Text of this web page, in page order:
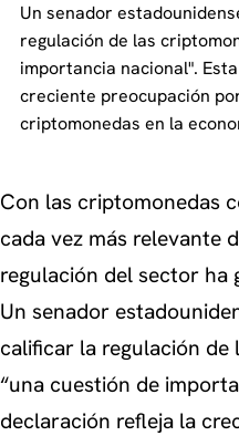
Un senador
regulación de las
importancia nacional".
creciente preocupación
criptomonedas en la
Con las criptomonedas
cada vez más relevante
regulación del sector ha
Un senador
calificar la regulación
“una cuestión de
declaración refleja la